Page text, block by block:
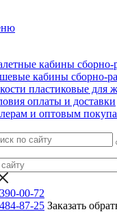
кабины сборно-
кабины сборно-
пластиковые для
оплаты и доставки
и оптовым
00-72
87-25 Заказать